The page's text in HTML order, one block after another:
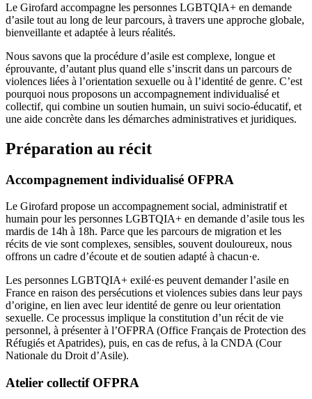
Le Girofard accompagne les personnes LGBTQIA+ en demande
d’asile tout au long de leur parcours, à travers une approche globale,
bienveillante et adaptée à leurs réalités.
Nous savons que la procédure d’asile est complexe, longue et
éprouvante, d’autant plus quand elle s’inscrit dans un parcours de
violences liées à l’orientation sexuelle ou à l’identité de genre. C’est
pourquoi nous proposons un accompagnement individualisé et
collectif, qui combine un soutien humain, un suivi socio-éducatif, et
une aide concrète dans les démarches administratives et juridiques.
Préparation au récit
Accompagnement individualisé OFPRA
Le Girofard propose un accompagnement social, administratif et
humain pour les personnes LGBTQIA+ en demande d’asile tous les
mardis de 14h à 18h. Parce que les parcours de migration et les
récits de vie sont complexes, sensibles, souvent douloureux, nous
offrons un cadre d’écoute et de soutien adapté à chacun·e.
Les personnes LGBTQIA+ exilé·es peuvent demander l’asile en
France en raison des persécutions et violences subies dans leur pays
d’origine, en lien avec leur identité de genre ou leur orientation
sexuelle. Ce processus implique la constitution d’un récit de vie
personnel, à présenter à l’OFPRA (Office Français de Protection des
Réfugiés et Apatrides), puis, en cas de refus, à la CNDA (Cour
Nationale du Droit d’Asile).
Atelier collectif OFPRA